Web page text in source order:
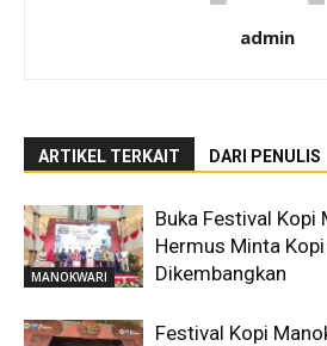
admin
ARTIKEL TERKAIT DARI PENULIS
MANOKWARI
Buka Festival Kopi
Hermus Minta
Dikembangkan
Festival Kopi